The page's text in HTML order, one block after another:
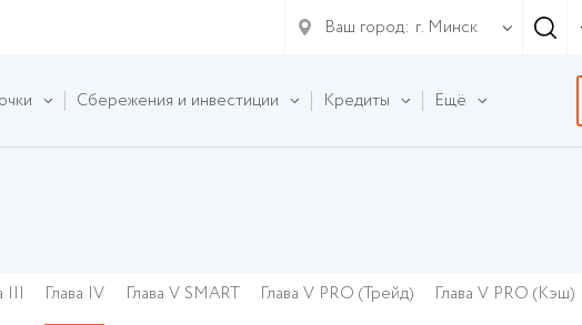
Ваш город: г. Минск
Сбережения и инвестиции Кредиты Ещё
III Глава IV Глава V SMART Глава V PRO (Трейд) Глава V PRO (Кэш)